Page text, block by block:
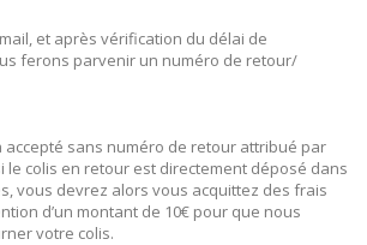
et après vérification du délai de
ferons parvenir un numéro de retour/
accepté sans numéro de retour attribué par
le colis en retour est directement déposé dans
vous devrez alors vous acquittez des frais
d’un montant de 10€ pour que nous
votre colis.